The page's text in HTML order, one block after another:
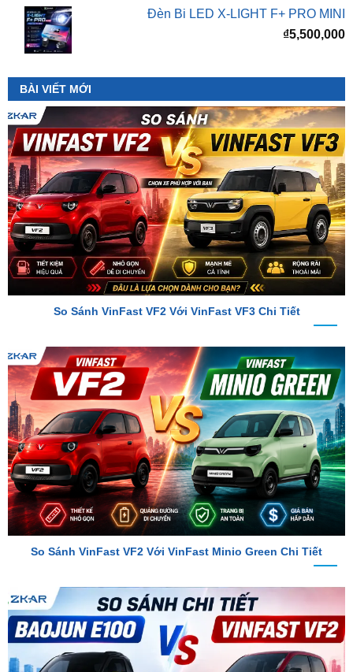
BÀI VIẾT MỚI
So Sánh VinFast VF2 Với VinFast VF3 Chi Tiết
So Sánh VinFast VF2 Với VinFast Minio Green Chi Tiết